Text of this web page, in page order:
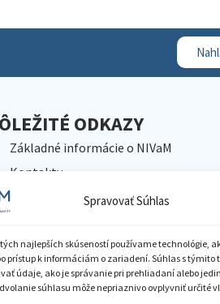
Spravovať Súhlas
najlepších skúseností používame technológie,
prístup k informáciám o zariadení. Súhlas s
údaje, ako je správanie pri prehliadaní alebo
súhlasu môže nepriaznivo ovplyvniť určité
ODKAZY
Základné informácie o NIVaM
Kontakty
Kariéra
Pracoviská NIVaM
Dokumenty inštitúcie
Knižnica